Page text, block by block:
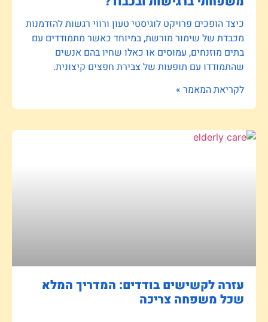
כיצד הופכים פרויקט לוגיסטי טעון ורווי רגשות להזדמנות
מכבדת של שימור מורשת, במיוחד כאשר מתמודדים עם
בתים מוזנחים, עמוסים או כאלו שחיו בהם אנשים
שהתמודדו עם תופעות של צבירת חפצים קיצונית.
לקריאת המאמר »
עזרה לקשישים בודדים: המדריך המלא
שכל משפחה צריכה